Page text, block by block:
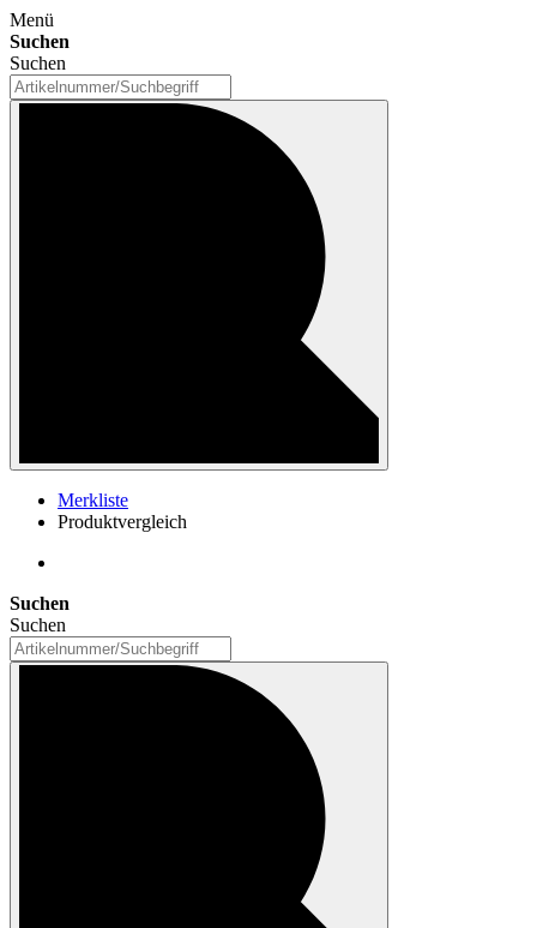
Menü
Suchen
Suchen
Merkliste
Produktvergleich
Suchen
Suchen